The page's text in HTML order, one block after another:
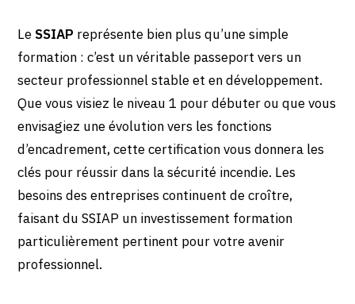
LeSSIAP représente bien plus qu’une simple
formation : c’est un véritable passeport vers un
secteur professionnel stable et en développement.
Que vous visiez le niveau 1 pour débuter ou que vous
envisagiez une évolution vers les fonctions
d’encadrement, cette certification vous donnera les
clés pour réussir dans la sécurité incendie. Les
besoins des entreprises continuent de croître,
faisant du SSIAP un investissement formation
particulièrement pertinent pour votre avenir
professionnel.